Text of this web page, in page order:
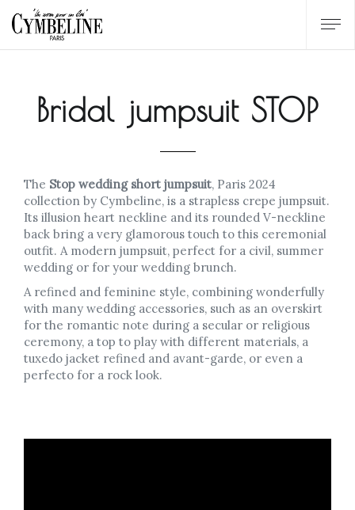
Bridal jumpsuit STOP
The Stop wedding short jumpsuit, Paris 2024
collection by Cymbeline, is a strapless crepe jumpsuit.
Its illusion heart neckline and its rounded V-neckline
back bring a very glamorous touch to this ceremonial
outfit. A modern jumpsuit, perfect for a civil, summer
wedding or for your wedding brunch.
A refined and feminine style, combining wonderfully
with many wedding accessories, such as an overskirt
for the romantic note during a secular or religious
ceremony, a top to play with different materials, a
tuxedo jacket refined and avant-garde, or even a
perfecto for a rock look.